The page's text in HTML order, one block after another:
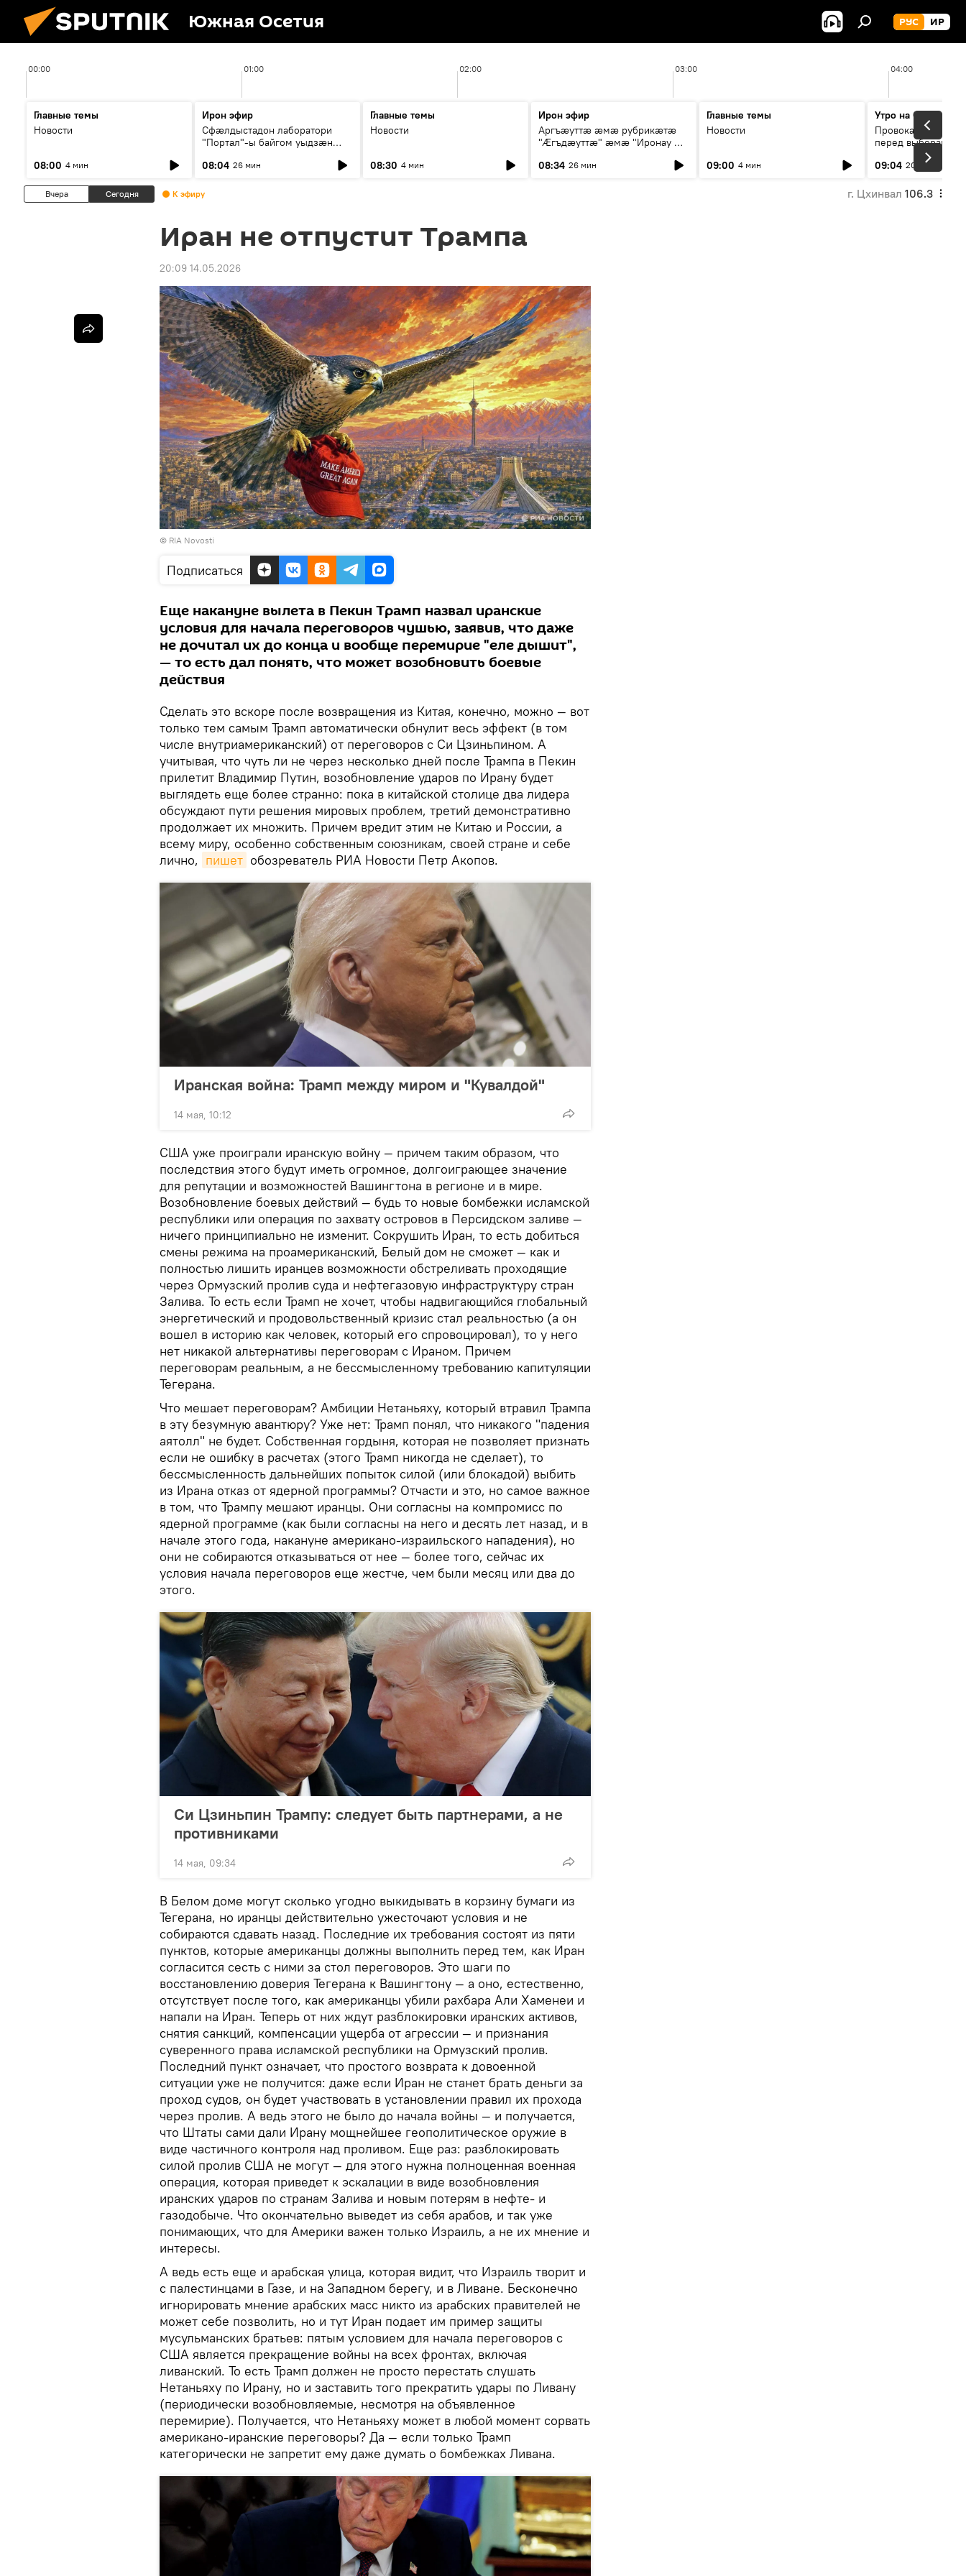
Южная Осетия РУС ИР
00:00 01:00 02:00 03:00 04:00
Главные темы
Новости
08:00 4 мин
Ирон эфир
Сфæлдыстадон лаборатори
"Портал"-ы байгом уыдзæн
Æхсары куыстыты равдыст
08:04 26 мин
Главные темы
Новости
08:30 4 мин
Ирон эфир
Аргъæуттæ æмæ рубрикæтæ
"Æгъдæуттæ" æмæ "Иронау æй
08:34 26 мин
Главные темы
Новости
09:00 4 мин
Утро на Спутнике
Провокации со
перед выборами в
09:04 20 мин
Вчера Сегодня К эфиру г. Цхинвал 106.3
Иран не отпустит Трампа
20:09 14.05.2026
© RIA Novosti
Подписаться
Еще накануне вылета в Пекин Трамп назвал иранские
условия для начала переговоров чушью, заявив, что даже
не дочитал их до конца и вообще перемирие "еле дышит",
— то есть дал понять, что может возобновить боевые
действия
Сделать это вскоре после возвращения из Китая, конечно, можно — вот
только тем самым Трамп автоматически обнулит весь эффект (в том
числе внутриамериканский) от переговоров с Си Цзиньпином. А
учитывая, что чуть ли не через несколько дней после Трампа в Пекин
прилетит Владимир Путин, возобновление ударов по Ирану будет
выглядеть еще более странно: пока в китайской столице два лидера
обсуждают пути решения мировых проблем, третий демонстративно
продолжает их множить. Причем вредит этим не Китаю и России, а
всему миру, особенно собственным союзникам, своей стране и себе
лично, пишет обозреватель РИА Новости Петр Акопов.
Иранская война: Трамп между миром и "Кувалдой"
14 мая, 10:12
США уже проиграли иранскую войну — причем таким образом, что
последствия этого будут иметь огромное, долгоиграющее значение
для репутации и возможностей Вашингтона в регионе и в мире.
Возобновление боевых действий — будь то новые бомбежки исламской
республики или операция по захвату островов в Персидском заливе —
ничего принципиально не изменит. Сокрушить Иран, то есть добиться
смены режима на проамериканский, Белый дом не сможет — как и
полностью лишить иранцев возможности обстреливать проходящие
через Ормузский пролив суда и нефтегазовую инфраструктуру стран
Залива. То есть если Трамп не хочет, чтобы надвигающийся глобальный
энергетический и продовольственный кризис стал реальностью (а он
вошел в историю как человек, который его спровоцировал), то у него
нет никакой альтернативы переговорам с Ираном. Причем
переговорам реальным, а не бессмысленному требованию капитуляции
Тегерана.
Что мешает переговорам? Амбиции Нетаньяху, который втравил Трампа
в эту безумную авантюру? Уже нет: Трамп понял, что никакого "падения
аятолл" не будет. Собственная гордыня, которая не позволяет признать
если не ошибку в расчетах (этого Трамп никогда не сделает), то
бессмысленность дальнейших попыток силой (или блокадой) выбить
из Ирана отказ от ядерной программы? Отчасти и это, но самое важное
в том, что Трампу мешают иранцы. Они согласны на компромисс по
ядерной программе (как были согласны на него и десять лет назад, и в
начале этого года, накануне американо-израильского нападения), но
они не собираются отказываться от нее — более того, сейчас их
условия начала переговоров еще жестче, чем были месяц или два до
этого.
Си Цзиньпин Трампу: следует быть партнерами, а не
противниками
14 мая, 09:34
В Белом доме могут сколько угодно выкидывать в корзину бумаги из
Тегерана, но иранцы действительно ужесточают условия и не
собираются сдавать назад. Последние их требования состоят из пяти
пунктов, которые американцы должны выполнить перед тем, как Иран
согласится сесть с ними за стол переговоров. Это шаги по
восстановлению доверия Тегерана к Вашингтону — а оно, естественно,
отсутствует после того, как американцы убили рахбара Али Хаменеи и
напали на Иран. Теперь от них ждут разблокировки иранских активов,
снятия санкций, компенсации ущерба от агрессии — и признания
суверенного права исламской республики на Ормузский пролив.
Последний пункт означает, что простого возврата к довоенной
ситуации уже не получится: даже если Иран не станет брать деньги за
проход судов, он будет участвовать в установлении правил их прохода
через пролив. А ведь этого не было до начала войны — и получается,
что Штаты сами дали Ирану мощнейшее геополитическое оружие в
виде частичного контроля над проливом. Еще раз: разблокировать
силой пролив США не могут — для этого нужна полноценная военная
операция, которая приведет к эскалации в виде возобновления
иранских ударов по странам Залива и новым потерям в нефте- и
газодобыче. Что окончательно выведет из себя арабов, и так уже
понимающих, что для Америки важен только Израиль, а не их мнение и
интересы.
А ведь есть еще и арабская улица, которая видит, что Израиль творит и
с палестинцами в Газе, и на Западном берегу, и в Ливане. Бесконечно
игнорировать мнение арабских масс никто из арабских правителей не
может себе позволить, но и тут Иран подает им пример защиты
мусульманских братьев: пятым условием для начала переговоров с
США является прекращение войны на всех фронтах, включая
ливанский. То есть Трамп должен не просто перестать слушать
Нетаньяху по Ирану, но и заставить того прекратить удары по Ливану
(периодически возобновляемые, несмотря на объявленное
перемирие). Получается, что Нетаньяху может в любой момент сорвать
американо-иранские переговоры? Да — если только Трамп
категорически не запретит ему даже думать о бомбежках Ливана.